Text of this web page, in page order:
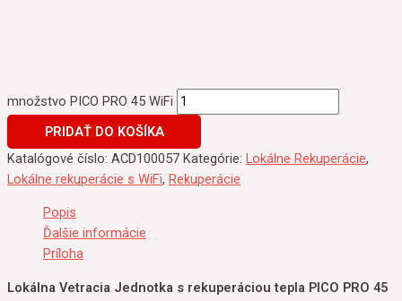
množstvo PICO PRO 45 WiFi
PRIDAŤ DO KOŠÍKA
Katalógové číslo: ACD100057 Kategórie: Lokálne Rekuperácie,
Lokálne rekuperácie s WiFi, Rekuperácie
Popis
Ďalšie informácie
Príloha
Lokálna Vetracia Jednotka s rekuperáciou tepla PICO PRO 45